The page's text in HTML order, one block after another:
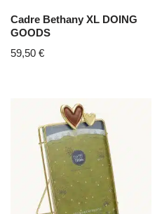
Cadre Bethany XL DOING
GOODS
59,50 €